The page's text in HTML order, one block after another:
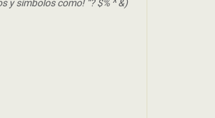
y símbolos como! “? $% ^ &)